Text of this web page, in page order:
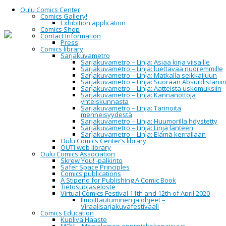
Oulu Comics Center
Comics Gallery!
Exhibition application
Comics Shop
Contact Information
Press
Comics library
Sarjakuvametro
Sarjakuvametro – Linja: Asiaa kirja viisaille
Sarjakuvametro – Linja: luettavaa nuoremmille
Sarjakuvametro – Linja: Matkalla seikkailuun
Sarjakuvametro – Linja: Suoraan Absurdistaniin
Sarjakuvametro – Linja: Aatteista uskomuksiin
Sarjakuvametro – Linja: Kannanottoja
yhteiskunnasta
Sarjakuvametro – Linja: Tarinoita
menneisyydestä
Sarjakuvametro – Linja: Huumorilla höystetty
Sarjakuvametro – Linja: Linja länteen
Sarjakuvametro – Linja: Elämä kerrallaan
Oulu Comics Center’s library
OUTI web library
Oulu Comics Association
Skrew You! -palkinto
Safer Space Principles
Comics publications
A Stipend for Publishing A Comic Book
Tietosuojaseloste
Virtual Comics Festival 11th and 12th of April 2020
Ilmoittautuminen ja ohjeet –
Viraalisarjakuvafestivaali
Comics Education
Kupliva Haaste
Home2015November
Month:November 2015
Oulun
Sarjakuvaseuran
toiminnan
Oulun Sarjakuvaseura ry järjestää 24.11.2015 klo 15:30
kehittämistapaamisen Kulttuuritalo Valveelle 2.
kerroksen aulaan, jossa käsitellään yhdistyksen
jäsentoimintaa ja haetaan kehitysehdotuksia.
Keskustelun pääpainopisteinä ovat festivaali,
seminaari, sarjakuvakeskus, kirjasto, kauppa,
pajatoiminta, sarjakuvatapaamiset, näyttelytoiminta
(sarjakuvagalleria! ja muut kohteet), ja muut Oulun